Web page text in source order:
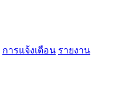
การแจ้งเตือน รายงาน